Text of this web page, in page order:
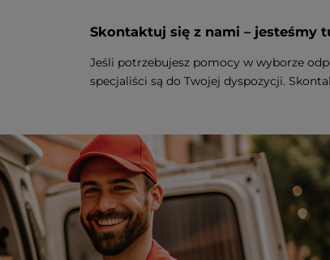
Skontaktuj się z nami – jesteśmy
Jeśli potrzebujesz pomocy w wyborze
specjaliści są do Twojej dyspozycji.